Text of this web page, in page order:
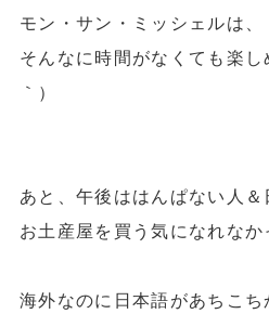
モン・サン・ミッシェルは、
そんなに時間がなくても楽
｀）
あと、午後ははんぱない人＆
お土産屋を買う気になれなか
海外なのに日本語があちこち